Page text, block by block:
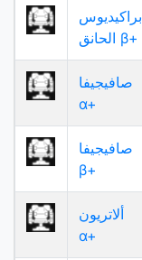
براكيديوس
الحانق β+
صافيجيفا
α+
صافيجيفا
β+
ألاتريون
α+